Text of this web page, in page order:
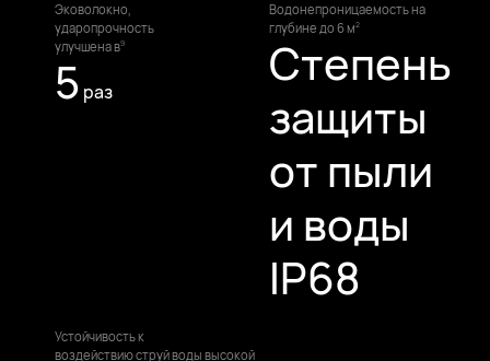
Эковолокно,
ударопрочность
улучшена в⁠9
5 раз
Водонепроницаемостьна
глубине до 6⁠ м⁠2
Степень
защиты
от пыли
и воды
IP68
Устойчивость к
воздействию струй воды высокой